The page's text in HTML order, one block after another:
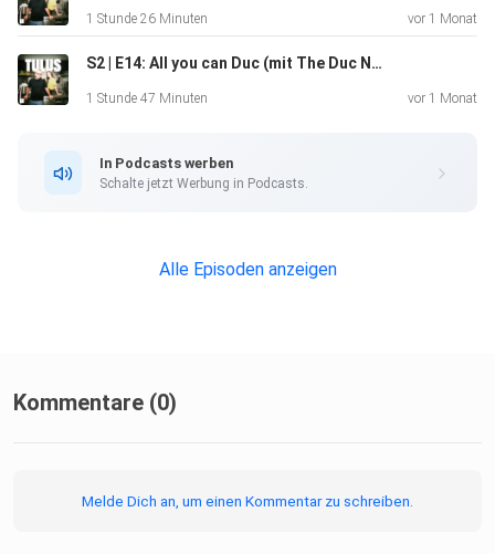
1 Stunde 26 Minuten vor 1 Monat
S2 | E14: All you can Duc (mit The Duc Ngo)
1 Stunde 47 Minuten vor 1 Monat
In Podcasts werben
Schalte jetzt Werbung in Podcasts.
Alle Episoden anzeigen
Kommentare (0)
Melde Dich an, um einen Kommentar zu schreiben.